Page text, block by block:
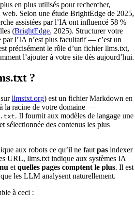
en plus utilisés pour rechercher,
Selon une étude BrightEdge de 2025,
assistées par l’IA ont influencé 58 %
(BrightEdge, 2025). Structurer votre
l’IA n’est plus facultatif — c’est un
précisément le rôle d’un fichier llms.txt,
l’ajouter à votre site dès aujourd’hui.
?
llmstxt.org) est un fichier Markdown en
la racine de votre domaine —
. Il fournit aux modèles de langage une
sélectionnée des contenus les plus
aux robots ce qu’il ne faut pas indexer
URL, llms.txt indique aux systèmes IA
et quelles pages comptent le plus. Il est
les LLM analysent naturellement.
à ceci :